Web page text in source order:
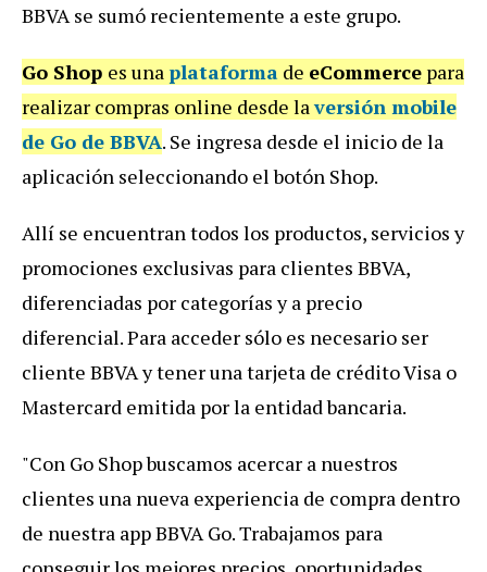
BBVA se sumó recientemente a este grupo.
Go Shop es unaplataforma de eCommerce para
realizar compras online desde laversión mobile
de Go de BBVA. Se ingresa desde el inicio de la
aplicación seleccionando el botón Shop.
Allí se encuentran todos los productos, servicios y
promociones exclusivas para clientes BBVA,
diferenciadas por categorías y a precio
diferencial. Para acceder sólo es necesario ser
cliente BBVA y tener una tarjeta de crédito Visa o
Mastercard emitida por la entidad bancaria.
"Con Go Shop buscamos acercar a nuestros
clientes una nueva experiencia de compra dentro
de nuestra app BBVA Go. Trabajamos para